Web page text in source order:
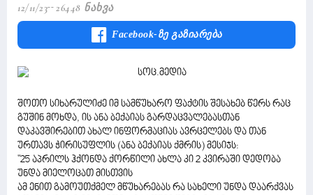
12/11/23 26448 Ნახვა
Facebook-Ზე Გაზიარება
შოთო სიხარულიძე იმ სამწუხარო ფაქტის შესახებ წერს რაც
გუშინ მოხდა, ის ანა ბექაიას გარდაცვალებასთან
დაკავშირებით ახალ ინფორმაციას ავრცელებს და თან
ურთავს ჭირისუფლის (ანა ბექაიას ქმრის) მესიჯს:
"25 აპრილს ჰქონდა ქორწილი ახლა კი 2 კვირაში დედობა
უნდა მიელოცათ მისთვის
ამ ენით გამოუთქმელ მწუხარებას რა სახელი უნდა დაარქვას